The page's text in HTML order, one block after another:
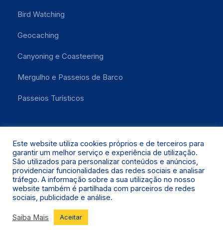
Bird Watching
Geocaching
Canyoning e Coasteering
Mergulho e Passeios de Barco
Passeios Turísticos
Santa Maria 2021 © Todos os Direitos Reservados.
Este website utiliza cookies próprios e de terceiros para
garantir um melhor serviço e experiência de utilização.
São utilizados para personalizar conteúdos e anúncios,
providenciar funcionalidades das redes sociais e analisar
tráfego. A informação sobre a sua utilização no nosso
website também é partilhada com parceiros de redes
sociais, publicidade e análise.
Saiba Mais Aceitar